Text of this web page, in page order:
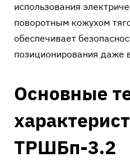
использования
поворотным кожухом
обеспечивает
позиционирования даже
Основные
ТРШБп-3.2